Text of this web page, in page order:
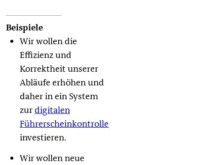
Beispiele
Wir wollen die
Effizienz und
Korrektheit unserer
Abläufe erhöhen und
daher in ein System
zurdigitalen
Führerscheinkontrolle
investieren.
Wir wollen neue